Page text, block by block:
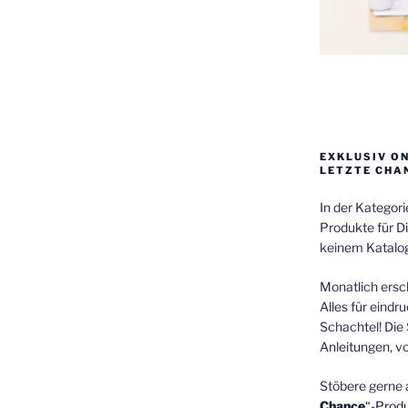
EXKLUSIV
LETZTE
In der
Produkte für
keinem
Monatlich
Alles für
Schachtel!
Anleitungen,
Stöbere gerne